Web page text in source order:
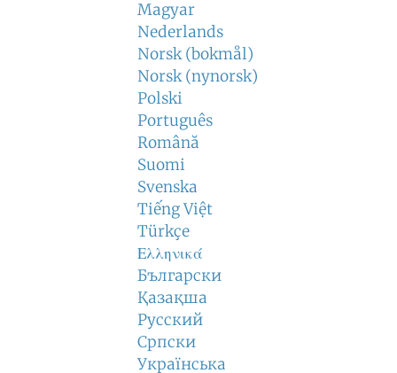
Magyar
Nederlands
Norsk (bokmål)
Norsk (nynorsk)
Polski
Português
Română
Suomi
Svenska
Tiếng Việt
Türkçe
Ελληνικά
Български
Қазақша
Русский
Српски
Українська